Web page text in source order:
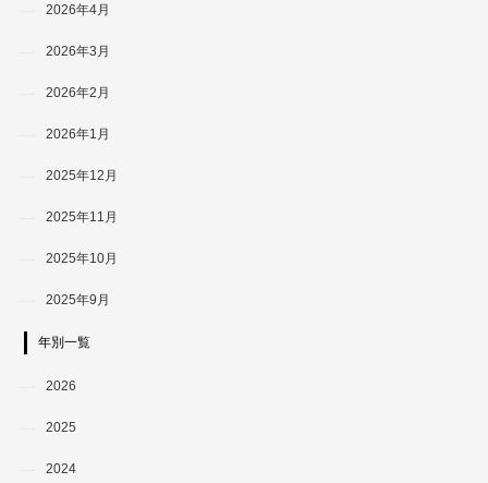
2026年4月
2026年3月
2026年2月
2026年1月
2025年12月
2025年11月
2025年10月
2025年9月
年別一覧
2026
2025
2024